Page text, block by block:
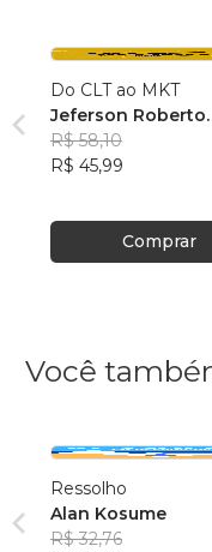
Do CLT ao MKT
Jeferson Roberto
Samagaia
R$ 58,10
R$ 45,99
Comprar
Você
Ressolho
Alan Kosume
R$ 32,76